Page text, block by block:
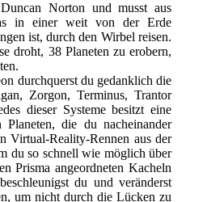
Norton und musst aus
in einer weit von der Erde
ist, durch den Wirbel reisen.
droht, 38 Planeten zu erobern,
durchquerst du gedanklich die
Zorgon, Terminus, Trantor
dieser Systeme besitzt eine
die du nacheinander
Virtual-Reality-Rennen aus der
du so schnell wie möglich über
Prisma angeordneten Kacheln
du und veränderst
um nicht durch die Lücken zu